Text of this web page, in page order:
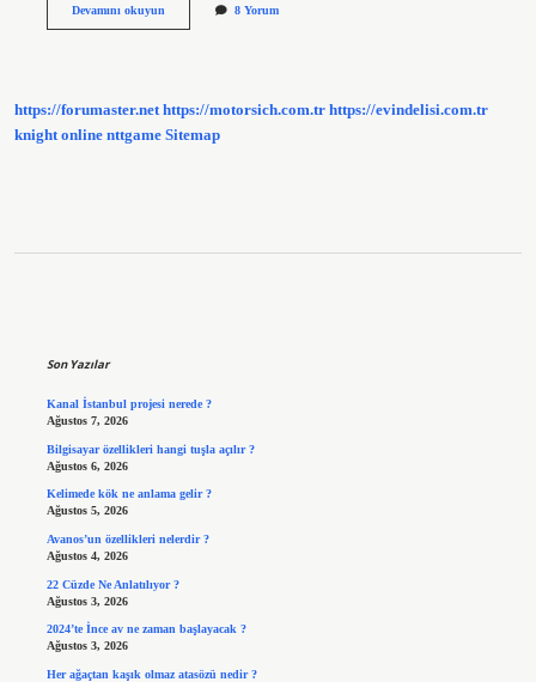
Devamını okuyunBitkiler
8 Yorum
https://forumaster.net https://motorsich.com.tr https://evindelisi.com.tr
knight online nttgame Sitemap
Son Yazılar
Kanal İstanbul projesi nerede ?
Ağustos 7, 2026
Bilgisayar özellikleri hangi tuşla açılır ?
Ağustos 6, 2026
Kelimede kök ne anlama gelir ?
Ağustos 5, 2026
Avanos’un özellikleri nelerdir ?
Ağustos 4, 2026
22 Cüzde Ne Anlatılıyor ?
Ağustos 3, 2026
2024’te İnce av ne zaman başlayacak ?
Ağustos 3, 2026
Her ağaçtan kaşık olmaz atasözü nedir ?